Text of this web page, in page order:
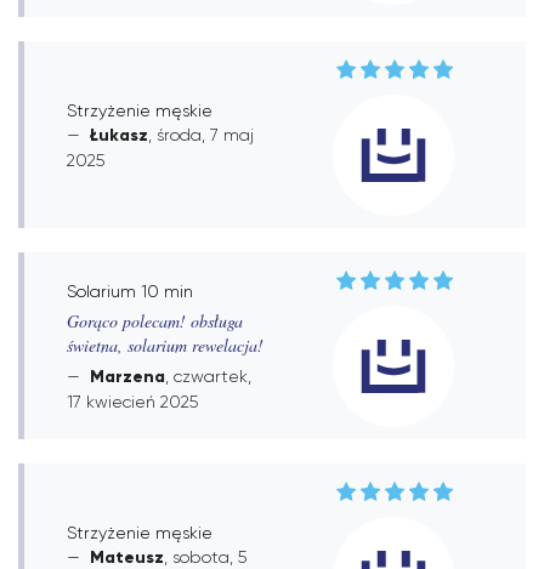
Strzyżenie męskie
Łukasz , środa, 7 maj
2025
Solarium 10 min
Gorąco polecam! obsługa
świetna, solarium rewelacja!
Marzena , czwartek,
17 kwiecień 2025
Strzyżenie męskie
Mateusz , sobota, 5